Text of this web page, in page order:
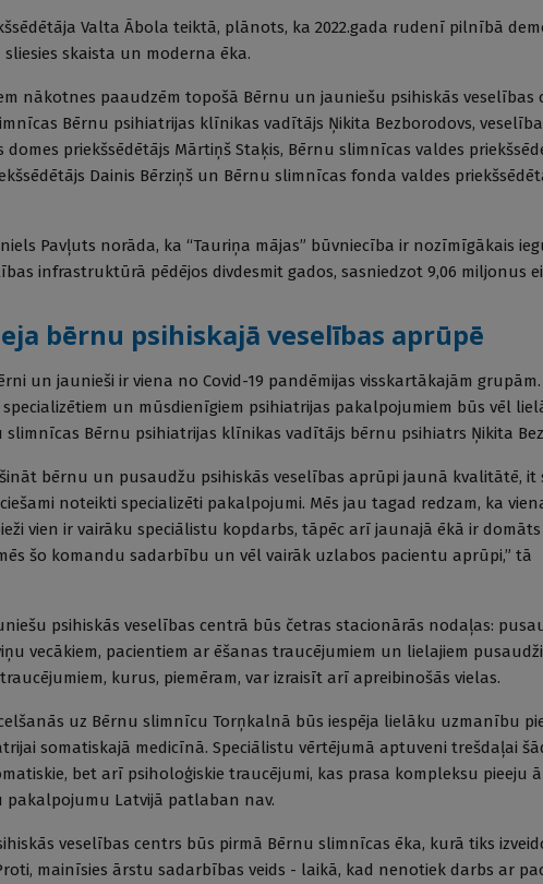
Valta Ābola teiktā, plānots, ka 2022.gada rudenī pilnībā
sliesies skaista un moderna ēka.
nākotnes paaudzēm topošā Bērnu un jauniešu psihiskās veselības
Bērnu psihiatrijas klīnikas vadītājs Ņikita Bezborodovs,
domes priekšsēdētājs Mārtiņš Staķis, Bērnu slimnīcas valdes
Dainis Bērziņš un Bērnu slimnīcas fonda valdes
Pavļuts norāda, ka “Tauriņa mājas” būvniecība ir nozīmīgākais
infrastruktūrā pēdējos divdesmit gados, sasniedzot 9,06 miljonus
bērnu psihiskajā veselības aprūpē
un jaunieši ir viena no Covid-19 pandēmijas visskartākajām grupām.
un mūsdienīgiem psihiatrijas pakalpojumiem būs vēl
slimnīcas Bērnu psihiatrijas klīnikas vadītājs bērnu psihiatrs Ņikita
bērnu un pusaudžu psihiskās veselības aprūpi jaunā kvalitātē, it
noteikti specializēti pakalpojumi. Mēs jau tagad redzam, ka
vien ir vairāku speciālistu kopdarbs, tāpēc arī jaunajā ēkā ir
šo komandu sadarbību un vēl vairāk uzlabos pacientu aprūpi,” tā
psihiskās veselības centrā būs četras stacionārās nodaļas:
vecākiem, pacientiem ar ēšanas traucējumiem un lielajiem
kurus, piemēram, var izraisīt arī apreibinošās vielas.
uz Bērnu slimnīcu Torņkalnā būs iespēja lielāku uzmanību
somatiskajā medicīnā. Speciālistu vērtējumā aptuveni trešdaļai
bet arī psiholoģiskie traucējumi, kas prasa kompleksu pieeju
pakalpojumu Latvijā patlaban nav.
veselības centrs būs pirmā Bērnu slimnīcas ēka, kurā tiks
mainīsies ārstu sadarbības veids - laikā, kad nenotiek darbs ar